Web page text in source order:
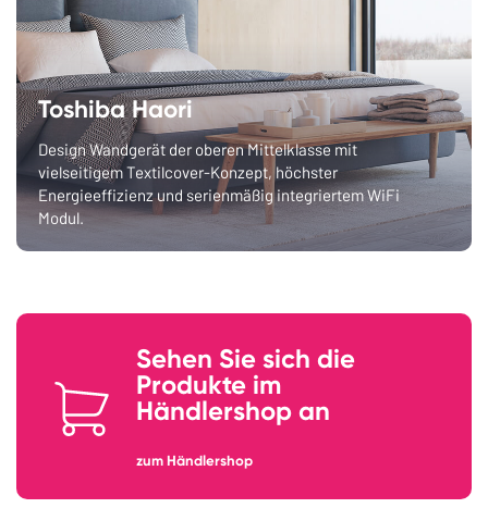
Toshiba Haori
Design Wandgerät der oberen Mittelklasse mit
vielseitigem Textilcover-Konzept, höchster
Energieeffizienz und serienmäßig integriertem WiFi
Modul.
Sehen Sie sich die
Produkte im
Händlershop an
zum Händlershop